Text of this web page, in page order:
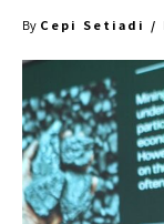
By Cepi Setiadi /